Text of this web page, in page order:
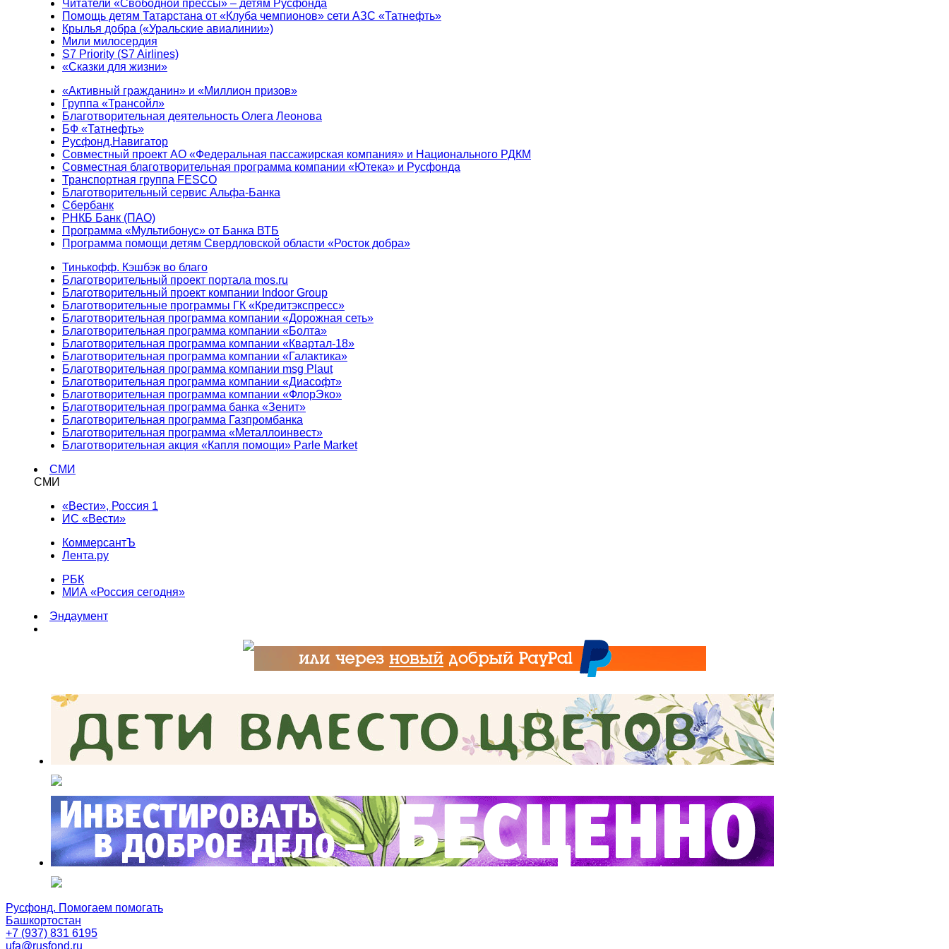
Читатели «Свободной прессы» – детям Русфонда
Помощь детям Татарстана от «Клуба чемпионов» сети АЗС «Татнефть»
Крылья добра («Уральские авиалинии»)
Мили милосердия
S7 Priority (S7 Airlines)
«Сказки для жизни»
«Активный гражданин» и «Миллион призов»
Группа «Трансойл»
Благотворительная деятельность Олега Леонова
БФ «Татнефть»
Русфонд.Навигатор
Совместный проект АО «Федеральная пассажирская компания» и Национального РДКМ
Совместная благотворительная программа компании «Ютека» и Русфонда
Транспортная группа FESCO
Благотворительный сервис Альфа-Банка
Сбербанк
РНКБ Банк (ПАО)
Программа «Мультибонус» от Банка ВТБ
Программа помощи детям Свердловской области «Росток добра»
Тинькофф. Кэшбэк во благо
Благотворительный проект портала mos.ru
Благотворительный проект компании Indoor Group
Благотворительные программы ГК «Кредитэкспресс»
Благотворительная программа компании «Дорожная сеть»
Благотворительная программа компании «Болта»
Благотворительная программа компании «Квартал-18»
Благотворительная программа компании «Галактика»
Благотворительная программа компании msg Plaut
Благотворительная программа компании «Диасофт»
Благотворительная программа компании «ФлорЭко»
Благотворительная программа банка «Зенит»
Благотворительная программа Газпромбанка
Благотворительная программа «Металлоинвест»
Благотворительная акция «Капля помощи» Parle Market
СМИ
СМИ
«Вести», Россия 1
ИС «Вести»
КоммерсантЪ
Лента.ру
РБК
МИА «Россия сегодня»
Эндаумент
Русфонд. Помогаем помогать
Башкортостан
+7 (937) 831 6195
ufa@rusfond.ru